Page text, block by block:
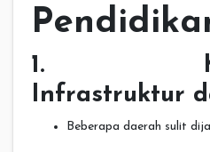
1.
Infrastruktur
Beberapa daerah sulit